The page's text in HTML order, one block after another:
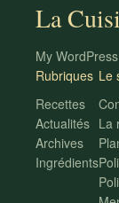
La
My
Rubriques
Recettes
Actualités
Archives
Ingrédients
Le
La